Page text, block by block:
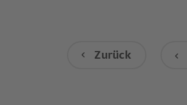
Zurück